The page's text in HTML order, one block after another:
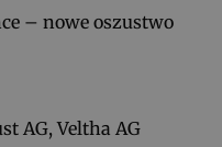
– nowe oszustwo
AG, Veltha AG